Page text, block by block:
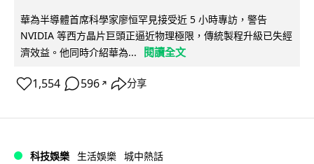
華為半導體首席科學家廖恒罕見接受近 5 小時專訪，警告
NVIDIA 等西方晶片巨頭正逼近物理極限，傳統製程升級已失經
濟效益。他同時介紹華為...
閱讀全文
1,554 596 ↗ 分享
科技娛樂 生活娛樂 城中熱話